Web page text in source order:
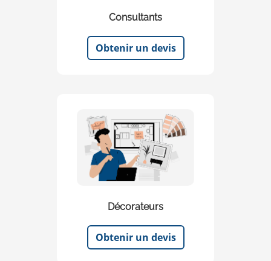
Consultants
Obtenir un devis
Décorateurs
Obtenir un devis